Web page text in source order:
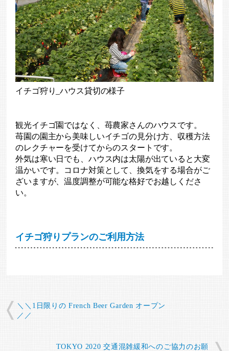
イチゴ狩り_ハウス貸切の様子
観光イチゴ園ではなく、苺農家さんのハウスです。
苺園の園主から美味しいイチゴの見分け方、収穫方法
のレクチャーを受けてからのスタートです。
外気は寒い日でも、ハウス内は太陽が出ていると大変
温かいです。コロナ対策として、換気をする場合がご
ざいますが、温度調整が可能な格好でお越しくださ
い。
イチゴ狩りプランのご利用方法
＼＼1日限りの French Beer Garden オープン
／／
TOKYO 2020 交通混雑緩和へのご協力のお願